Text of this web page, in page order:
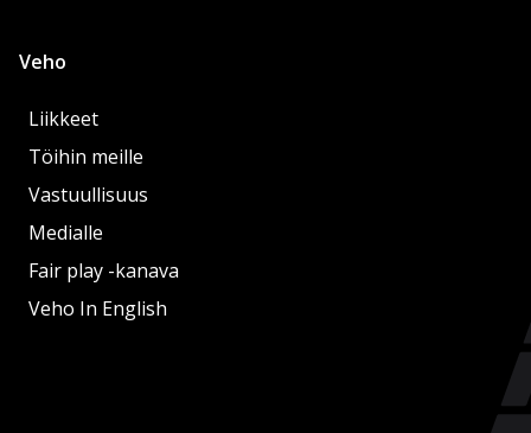
Veho
Liikkeet
Töihin meille
Vastuullisuus
Medialle
Fair play -kanava
Veho In English